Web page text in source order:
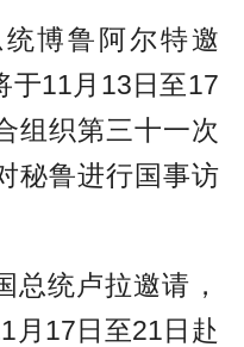
博鲁阿尔特邀
于11月13日至17
组织第三十一次
秘鲁进行国事访
总统卢拉邀请，
月17日至21日赴